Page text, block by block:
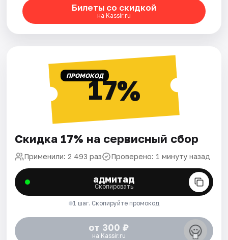
Билеты со скидкой
на Kassir.ru
ПРОМОКОД17%
Скидка 17% на сервисный сбор
Применили: 2 493 раз Проверено: 1 минуту назад
адмитад
Скопировать
1 шаг. Скопируйте промокод
от 300 ₽
на Kassir.ru